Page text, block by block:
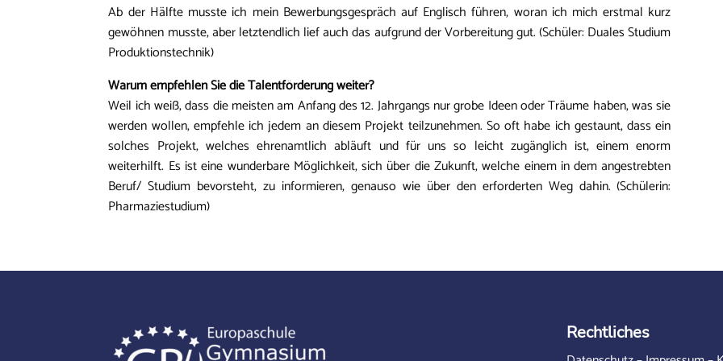
Ab der Hälfte musste ich mein Bewerbungsgespräch auf Englisch führen, woran ich mich erstmal kurz
gewöhnen musste, aber letztendlich lief auch das aufgrund der Vorbereitung gut. (Schüler: Duales Studium
Produktionstechnik)
Warum empfehlen Sie die Talentförderung weiter?
Weil ich weiß, dass die meisten am Anfang des 12. Jahrgangs nur grobe Ideen oder Träume haben, was sie
werden wollen, empfehle ich jedem an diesem Projekt teilzunehmen. So oft habe ich gestaunt, dass ein
solches Projekt, welches ehrenamtlich abläuft und für uns so leicht zugänglich ist, einem enorm
weiterhilft. Es ist eine wunderbare Möglichkeit, sich über die Zukunft, welche einem in dem angestrebten
Beruf/ Studium bevorsteht, zu informieren, genauso wie über den erforderten Weg dahin. (Schülerin:
Pharmaziestudium)
Rechtliches